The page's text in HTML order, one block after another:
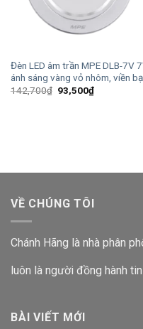
Đèn LED âm trần MPE DLB-7V
ánh sáng vàng vỏ nhôm, viền
142,700₫ Giá
gốc
93,500₫Giá
hiện
VỀ CHÚNG TÔI
Chánh Hãng là nhà phân
luôn là người đồng hành
BÀI VIẾT MỚI